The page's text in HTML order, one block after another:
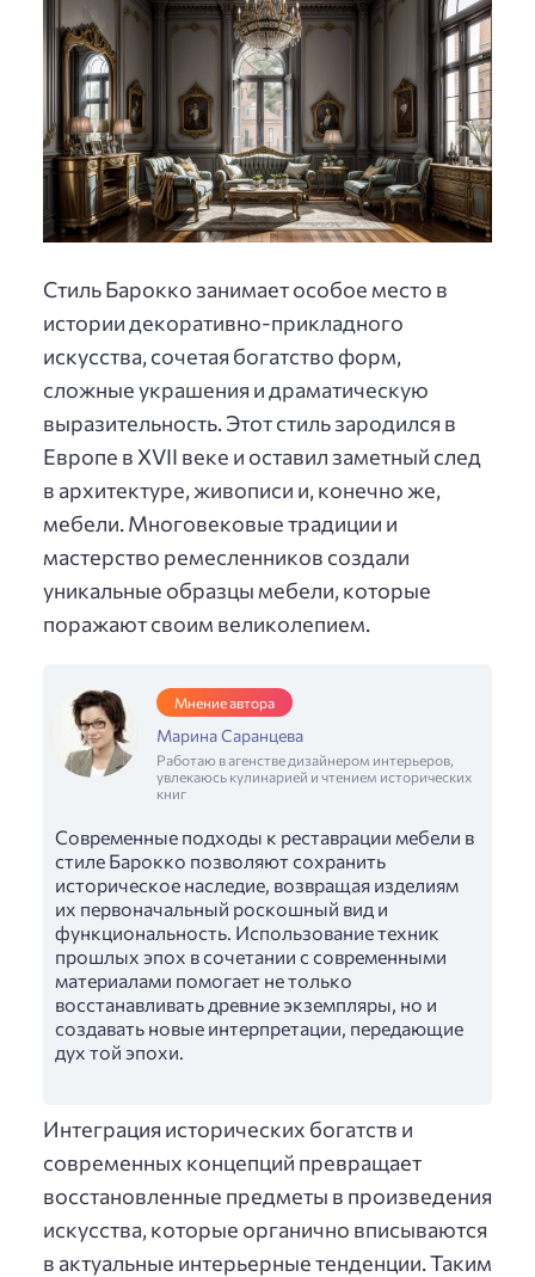
Стиль Барокко занимает особое место в
истории декоративно-прикладного
искусства, сочетая богатство форм,
сложные украшения и драматическую
выразительность. Этот стиль зародился в
Европе в XVII веке и оставил заметный след
в архитектуре, живописи и, конечно же,
мебели. Многовековые традиции и
мастерство ремесленников создали
уникальные образцы мебели, которые
поражают своим великолепием.
Мнение автора
Марина Саранцева
Работаю в агенстве дизайнером интерьеров,
увлекаюсь кулинарией и чтением исторических
книг
Современные подходы к реставрации мебели в
стиле Барокко позволяют сохранить
историческое наследие, возвращая изделиям
их первоначальный роскошный вид и
функциональность. Использование техник
прошлых эпох в сочетании с современными
материалами помогает не только
восстанавливать древние экземпляры, но и
создавать новые интерпретации, передающие
дух той эпохи.
Интеграция исторических богатств и
современных концепций превращает
восстановленные предметы в произведения
искусства, которые органично вписываются
в актуальные интерьерные тенденции. Таким